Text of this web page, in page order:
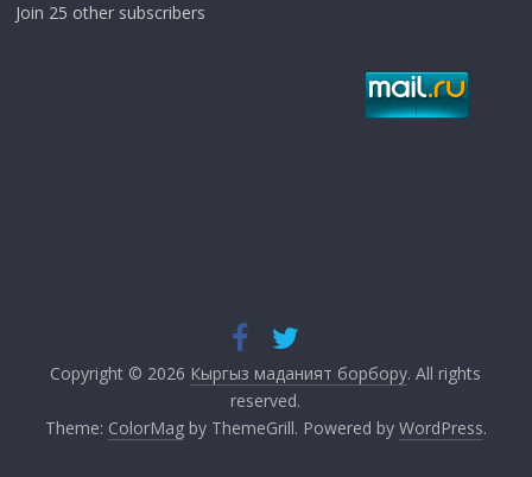
Join 25 other subscribers
Copyright © 2026 Кыргыз маданият борбору. All rights
reserved.
Theme: ColorMagby ThemeGrill. Powered by WordPress.